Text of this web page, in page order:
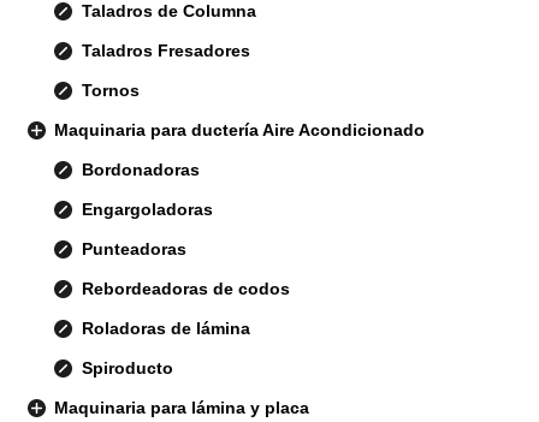
Taladros de Columna
Taladros Fresadores
Tornos
Maquinaria para ductería Aire Acondicionado
Bordonadoras
Engargoladoras
Punteadoras
Rebordeadoras de codos
Roladoras de lámina
Spiroducto
Maquinaria para lámina y placa